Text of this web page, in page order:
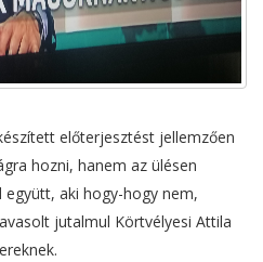
előterjesztést jellemzően
hozni, hanem az ülésen
aki hogy-hogy nem,
jutalmul Körtvélyesi Attila